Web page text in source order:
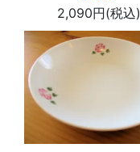
2,090円(税込)